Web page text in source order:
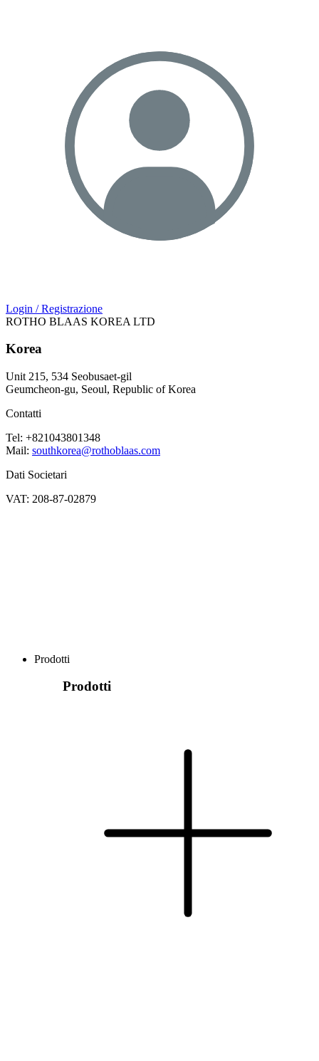
Login / Registrazione
ROTHO BLAAS KOREA LTD
Korea
Unit 215, 534 Seobusaet-gil
Geumcheon-gu, Seoul, Republic of Korea
Contatti
Tel: +821043801348
Mail: southkorea@rothoblaas.com
Dati Societari
VAT: 208-87-02879
Prodotti
Prodotti